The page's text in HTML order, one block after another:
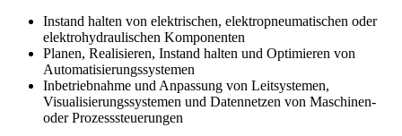
Instand halten von elektrischen, elektropneumatischen oder
elektrohydraulischen Komponenten
Planen, Realisieren, Instand halten und Optimieren von
Automatisierungssystemen
Inbetriebnahme und Anpassung von Leitsystemen,
Visualisierungssystemen und Datennetzen von Maschinen-
oder Prozesssteuerungen